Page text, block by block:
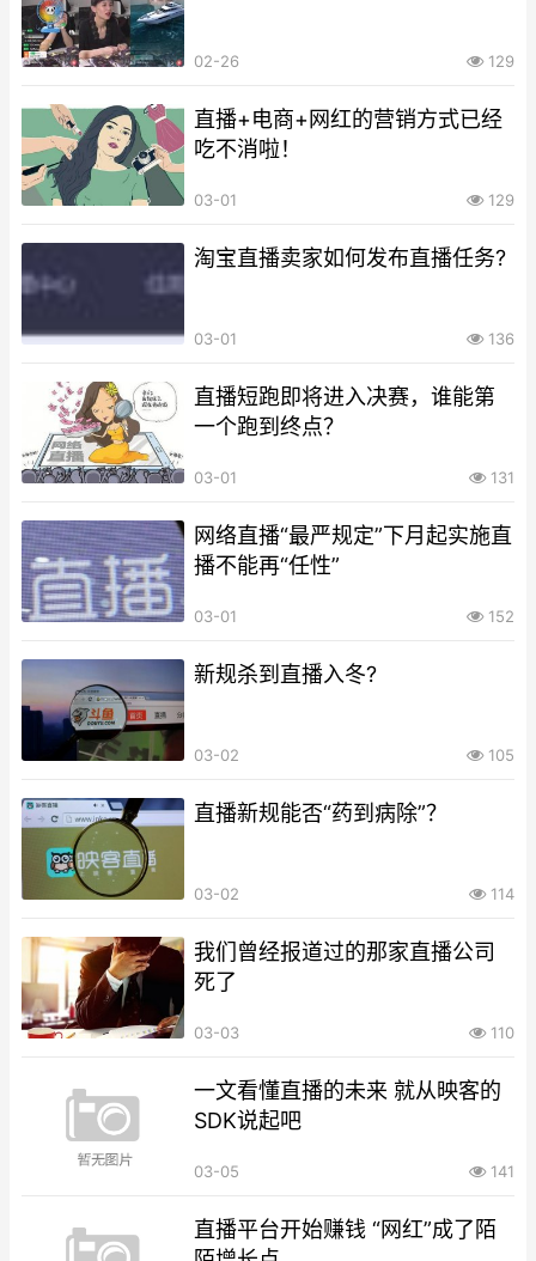
02-26 129
直播+电商+网红的营销方式已经
吃不消啦！
03-01 129
淘宝直播卖家如何发布直播任务?
03-01 136
直播短跑即将进入决赛，谁能第
一个跑到终点？
03-01 131
网络直播“最严规定”下月起实施直
播不能再“任性”
03-01 152
新规杀到直播入冬?
03-02 105
直播新规能否“药到病除”？
03-02 114
我们曾经报道过的那家直播公司
死了
03-03 110
一文看懂直播的未来 就从映客的
SDK说起吧
03-05 141
直播平台开始赚钱 “网红”成了陌